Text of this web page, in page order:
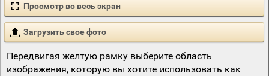
Просмотр во весь экран
Загрузить свое фото
Передвигая желтую рамку выберите область
изображения, которую вы хотите использовать как